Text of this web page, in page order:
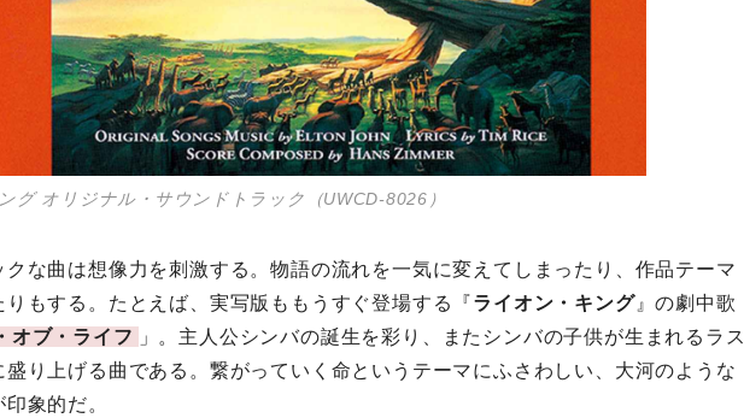
グ オリジナル・サウンドトラック（UWCD-8026）
クな曲は想像力を刺激する。物語の流れを一気に変えてしまったり、作品テーマ
りもする。たとえば、実写版ももうすぐ登場する『ライオン・キング』の劇中歌
オブ・ライフ
」。主人公シンバの誕生を彩り、またシンバの子供が生まれるラス
盛り上げる曲である。繋がっていく命というテーマにふさわしい、大河のような
象的だ。